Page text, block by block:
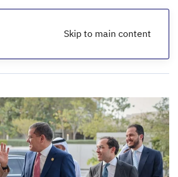
Skip to main content
الرئيسية